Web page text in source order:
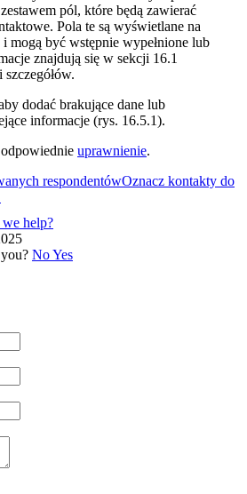
pól, które będą zawierać
Pola te są wyświetlane na
mogą być wstępnie wypełnione lub
znajdują się w sekcji 16.1
dodać brakujące dane lub
informacje (rys. 16.5.1).
uprawnienie.
respondentówOznacz kontakty do
help?
NoYes